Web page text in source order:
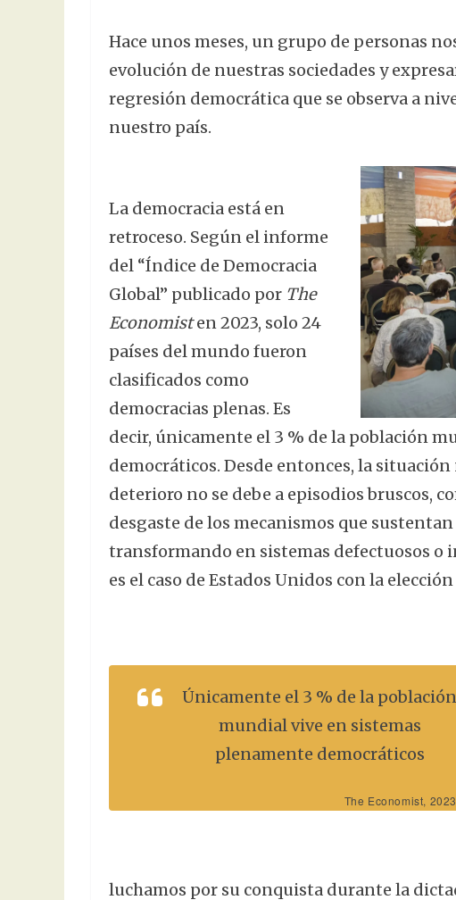
Hace unos meses, un grupo de personas
evolución de nuestras sociedades y
regresión democrática que se observa a
nuestro país.
La democracia está en
retroceso. Según el informe
del “Índice de Democracia
Global” publicado por The
Economisten 2023, solo 24
países del mundo fueron
clasificados como
democracias plenas. Es
decir, únicamente el 3 % de la población
democráticos. Desde entonces, la
deterioro no se debe a episodios bruscos,
desgaste de los mecanismos que
transformando en sistemas defectuosos o
es el caso de Estados Unidos con la
Únicamente el 3 % de la población
mundial vive en sistemas
plenamente democráticos
The Economist, 2023
luchamos por su conquista durante la